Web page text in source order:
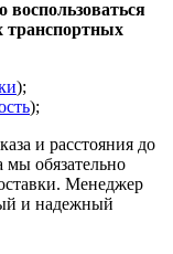
воспользоваться
транспортных
);
);
и расстояния до
мы обязательно
Менеджер
и надежный